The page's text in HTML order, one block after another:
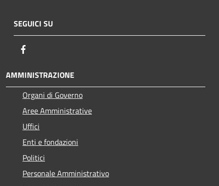
SEGUICI SU
AMMINISTRAZIONE
Organi di Governo
Aree Amministrative
Uffici
Enti e fondazioni
Politici
Personale Amministrativo